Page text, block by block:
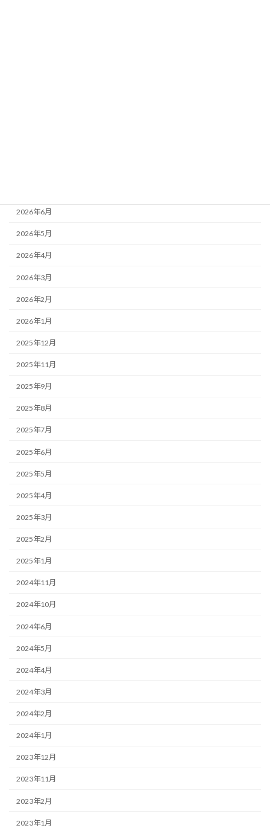
2026年6月
2026年5月
2026年4月
2026年3月
2026年2月
2026年1月
2025年12月
2025年11月
2025年9月
2025年8月
2025年7月
2025年6月
2025年5月
2025年4月
2025年3月
2025年2月
2025年1月
2024年11月
2024年10月
2024年6月
2024年5月
2024年4月
2024年3月
2024年2月
2024年1月
2023年12月
2023年11月
2023年2月
2023年1月